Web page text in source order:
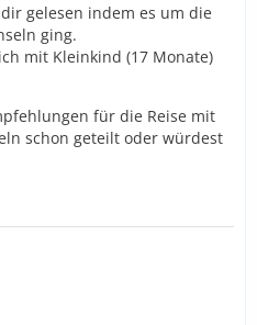
gelesen indem es um die
ging.
mit Kleinkind (17 Monate)
für die Reise mit
schon geteilt oder würdest